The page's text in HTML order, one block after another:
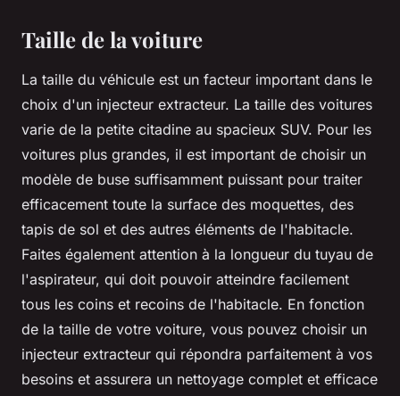
Taille de la voiture
La taille du véhicule est un facteur important dans le
choix d'un injecteur extracteur. La taille des voitures
varie de la petite citadine au spacieux SUV. Pour les
voitures plus grandes, il est important de choisir un
modèle de buse suffisamment puissant pour traiter
efficacement toute la surface des moquettes, des
tapis de sol et des autres éléments de l'habitacle.
Faites également attention à la longueur du tuyau de
l'aspirateur, qui doit pouvoir atteindre facilement
tous les coins et recoins de l'habitacle. En fonction
de la taille de votre voiture, vous pouvez choisir un
injecteur extracteur qui répondra parfaitement à vos
besoins et assurera un nettoyage complet et efficace